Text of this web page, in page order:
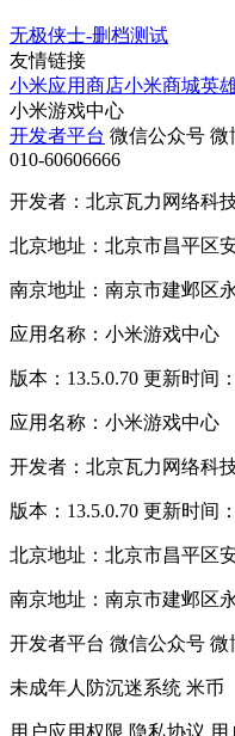
无极侠士-删档测试
友情链接
小米应用商店小米商城英
小米游戏中心
开发者平台 微信公众号 微
010-60606666
开发者：北京瓦力网络科
北京地址：北京市昌平区
南京地址：南京市建邺区
应用名称：小米游戏中心
版本：13.5.0.70 更新时间
应用名称：小米游戏中心
开发者：北京瓦力网络科
版本：13.5.0.70 更新时间
北京地址：北京市昌平区
南京地址：南京市建邺区
开发者平台 微信公众号 微
未成年人防沉迷系统 米币
用户应用权限 隐私协议 用